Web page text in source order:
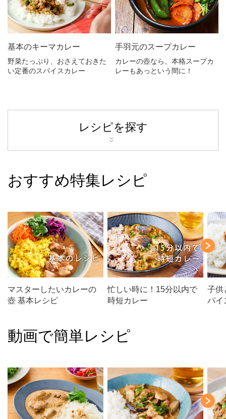
基本のキーマカレー
野菜たっぷり、おさえておきた
い定番のスパイスカレー
手羽元のスープカレー
カレーの壺なら、本格スープカ
レーもあっという間に！
レシピを探す
おすすめ特集レシピ
マスターしたいカレーの
壺 基本レシピ
忙しい時に！15分以内で
時短カレー
子供
パイ
動画で簡単レシピ